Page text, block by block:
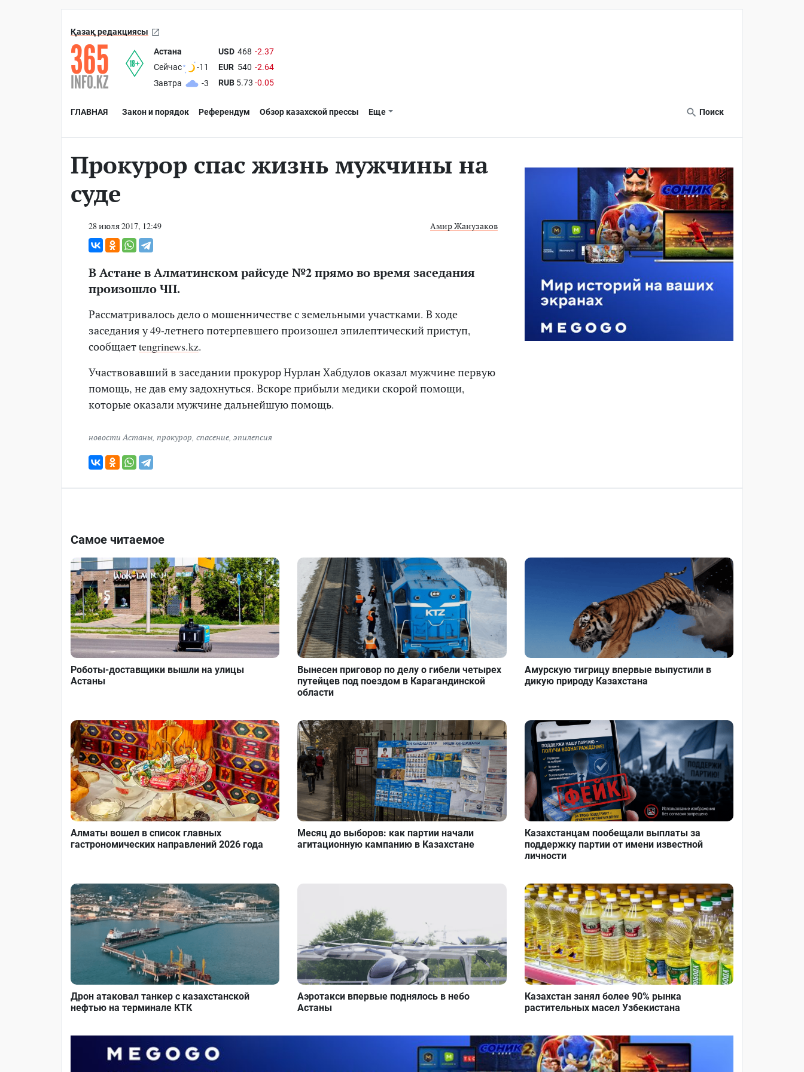
Қазақ редакциясы
Астана
Сейчас
-11
Завтра
-3
USD 468 -2.37
EUR 540 -2.64
RUB 5.73 -0.05
ГЛАВНАЯ Закон и порядок Референдум Обзор казахской прессы Еще Поиск
Прокурор спас жизнь мужчины на
суде
28 июля 2017, 12:49 Амир Жанузаков
В Астане в Алматинском райсуде №2 прямо во время заседания
произошло ЧП.
Рассматривалось дело о мошенничестве с земельными участками. В ходе
заседания у 49-летнего потерпевшего произошел эпилептический приступ,
сообщаетtengrinews.kz.
Участвовавший в заседании прокурор Нурлан Хабдулов оказал мужчине первую
помощь, не дав ему задохнуться. Вскоре прибыли медики скорой помощи,
которые оказали мужчине дальнейшую помощь.
новости Астаны прокурор спасение эпилепсия
Самое читаемое
Роботы-доставщики вышли на улицы
Астаны
Вынесен приговор по делу о гибели четырех
путейцев под поездом в Карагандинской
области
Амурскую тигрицу впервые выпустили в
дикую природу Казахстана
Алматы вошел в список главных
гастрономических направлений 2026 года
Месяц до выборов: как партии начали
агитационную кампанию в Казахстане
Казахстанцам пообещали выплаты за
поддержку партии от имени известной
личности
Дрон атаковал танкер с казахстанской
нефтью на терминале КТК
Аэротакси впервые поднялось в небо
Астаны
Казахстан занял более 90% рынка
растительных масел Узбекистана